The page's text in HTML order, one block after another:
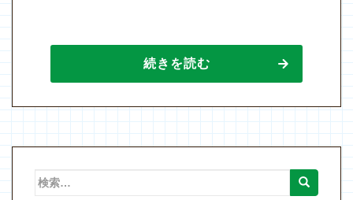
続きを読む
検